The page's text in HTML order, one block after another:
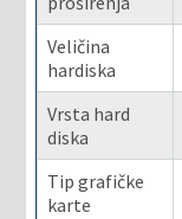
Veličina
hardiska
Vrsta hard
diska
Tip grafičke
karte